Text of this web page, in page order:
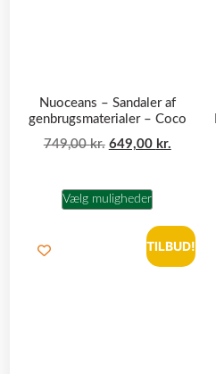
Nuoceans – Sandaler af
genbrugsmaterialer – Coco
749,00kr. 649,00 kr.
Vælg muligheder
TILBUD!